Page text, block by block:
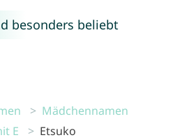
besonders beliebt
Mädchennamen
E
Etsuko